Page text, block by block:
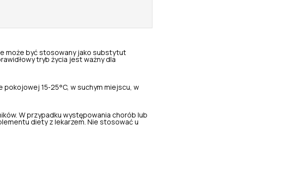
może być stosowany jako substytut
tryb życia jest ważny dla
15‑25°C, w suchym miejscu, w
W przypadku występowania chorób lub
diety z lekarzem. Nie stosować u